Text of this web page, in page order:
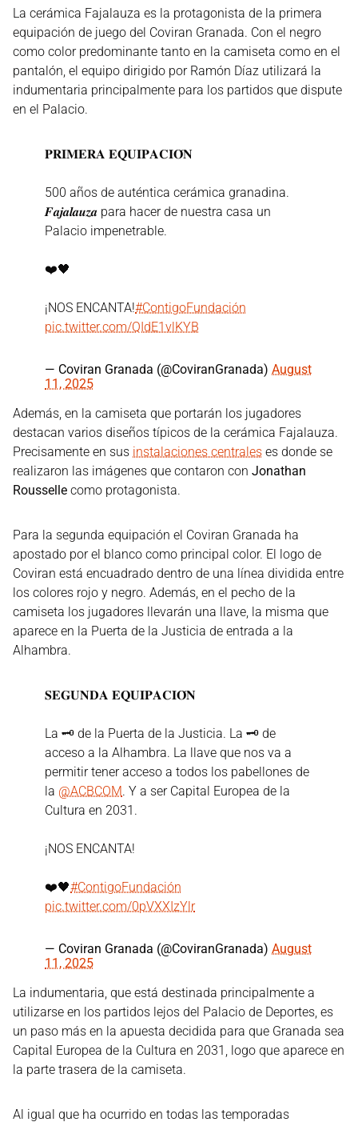
La cerámica Fajalauza es la protagonista de la primera
equipación de juego del Coviran Granada. Con el negro
como color predominante tanto en la camiseta como en el
pantalón, el equipo dirigido por Ramón Díaz utilizará la
indumentaria principalmente para los partidos que dispute
en el Palacio.
𝐏𝐑𝐈𝐌𝐄𝐑𝐀 𝐄𝐐𝐔𝐈𝐏𝐀𝐂𝐈𝐎́𝐍
500 años de auténtica cerámica granadina.
𝑭𝒂𝒋𝒂𝒍𝒂𝒖𝒛𝒂 para hacer de nuestra casa un
Palacio impenetrable.
❤️🖤
¡NOS ENCANTA!#ContigoFundación
pic.twitter.com/QIdE1vlKYB
— Coviran Granada (@CoviranGranada) August
11, 2025
Además, en la camiseta que portarán los jugadores
destacan varios diseños típicos de la cerámica Fajalauza.
Precisamente en sus instalaciones centrales es donde se
realizaron las imágenes que contaron con Jonathan
Rousselle como protagonista.
Para la segunda equipación el Coviran Granada ha
apostado por el blanco como principal color. El logo de
Coviran está encuadrado dentro de una línea dividida entre
los colores rojo y negro. Además, en el pecho de la
camiseta los jugadores llevarán una llave, la misma que
aparece en la Puerta de la Justicia de entrada a la
Alhambra.
𝐒𝐄𝐆𝐔𝐍𝐃𝐀 𝐄𝐐𝐔𝐈𝐏𝐀𝐂𝐈𝐎́𝐍
La 🗝️ de la Puerta de la Justicia. La 🗝️ de
acceso a la Alhambra. La llave que nos va a
permitir tener acceso a todos los pabellones de
la @ACBCOM. Y a ser Capital Europea de la
Cultura en 2031.
¡NOS ENCANTA!
❤️🖤#ContigoFundación
pic.twitter.com/0pVXXIzYlr
— Coviran Granada (@CoviranGranada) August
11, 2025
La indumentaria, que está destinada principalmente a
utilizarse en los partidos lejos del Palacio de Deportes, es
un paso más en la apuesta decidida para que Granada sea
Capital Europea de la Cultura en 2031, logo que aparece en
la parte trasera de la camiseta.
Al igual que ha ocurrido en todas las temporadas